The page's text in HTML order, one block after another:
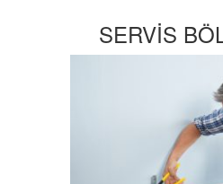
SERVİS